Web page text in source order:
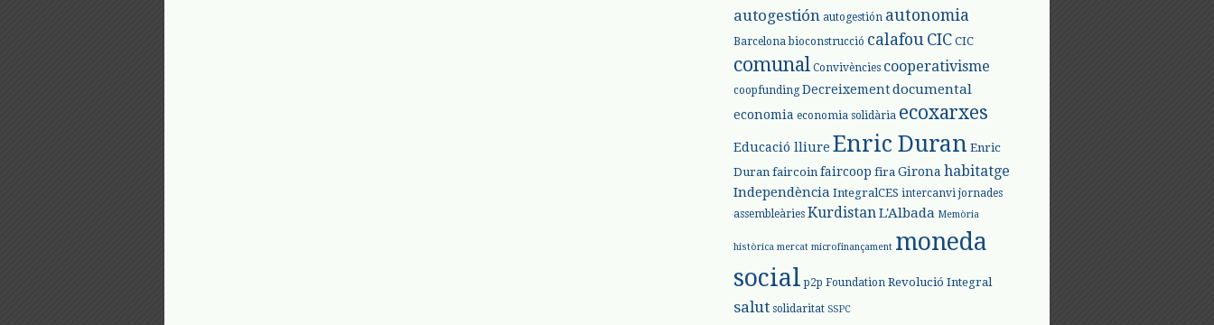
autogestión autogestión autonomia
Barcelona bioconstrucció calafou CIC CIC
comunal Convivències cooperativisme
coopfunding Decreixementdocumental
economia economia solidària ecoxarxes
Educació lliure Enric Duran Enric
Duran faircoin faircoop fira Girona habitatge
Independència IntegralCES intercanvi jornades
assembleàries Kurdistan L'Albada Memòria
històrica mercat microfinançament moneda
social p2p Foundation Revolució Integral
salut solidaritat SSPC